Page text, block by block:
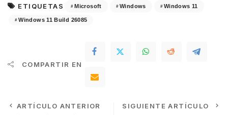
ETIQUETAS Microsoft Windows Windows 11
Windows 11 Build 26085
COMPARTIR EN
ARTÍCULO ANTERIOR
SIGUIENTE ARTÍCULO